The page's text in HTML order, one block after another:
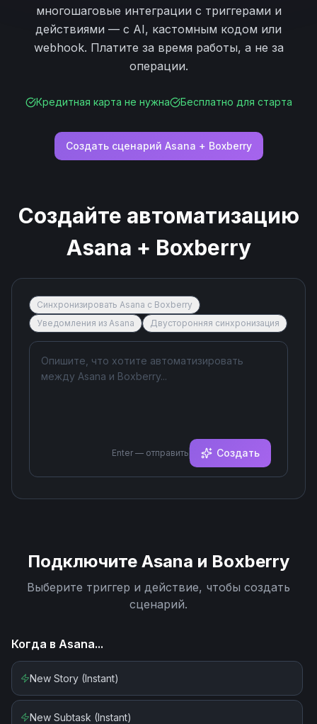
многошаговые интеграции с триггерами и
действиями — с AI, кастомным кодом или
webhook. Платите за время работы, а не за
операции.
Кредитная карта не нужна Бесплатно для старта
Создать сценарий Asana + Boxberry
Создайте автоматизацию
Asana + Boxberry
Синхронизировать Asana с Boxberry
Уведомления из Asana
Двусторонняя синхронизация
Enter — отправить Создать
Подключите Asana и Boxberry
Выберите триггер и действие, чтобы создать
сценарий.
Когда в Asana...
New Story (Instant)
New Subtask (Instant)